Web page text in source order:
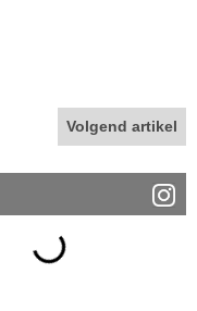
Volgend artikel